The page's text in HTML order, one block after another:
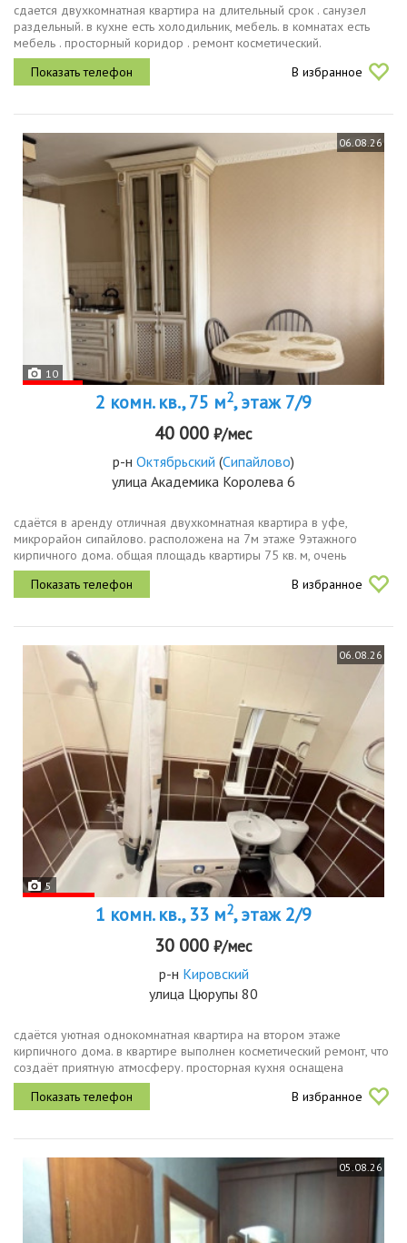
сдается двухкомнатная квартира на длительный срок . санузел
раздельный. в кухне есть холодильник, мебель. в комнатах есть
мебель . просторный коридор . ремонт косметический.
В избранное
06.08.26
10
2 комн. кв., 75 м2, этаж 7/9
40 000 ₽/мес
р-н Октябрьский (Сипайлово)
улица Академика Королева 6
сдаётся в аренду отличная двухкомнатная квартира в уфе,
микрорайон сипайлово. расположена на 7м этаже 9этажного
кирпичного дома. общая площадь квартиры 75 кв. м, очень
просторная, светлая. квартира полностью мебелирована, готова к
комфортному...
В избранное
06.08.26
5
1 комн. кв., 33 м2, этаж 2/9
30 000 ₽/мес
р-н Кировский
улица Цюрупы 80
сдаётся уютная однокомнатная квартира на втором этаже
кирпичного дома. в квартире выполнен косметический ремонт, что
создаёт приятную атмосферу. просторная кухня оснащена
необходимой бытовой техникой, включая холодильник и
микроволновую печь. в...
В избранное
05.08.26